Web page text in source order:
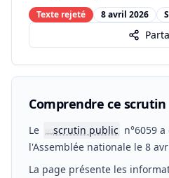
Texte rejeté 8 avril 2026
Comprendre ce scrutin
Le 📖scrutin public n°6059
l'Assemblée nationale le 8
La page présente les